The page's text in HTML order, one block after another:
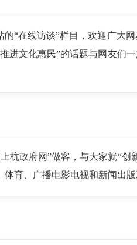
“在线访谈”栏目，欢迎广
进文化惠民”的话题与网友们
杭政府网”做客，与大家就“
育、广播电影电视和新闻出